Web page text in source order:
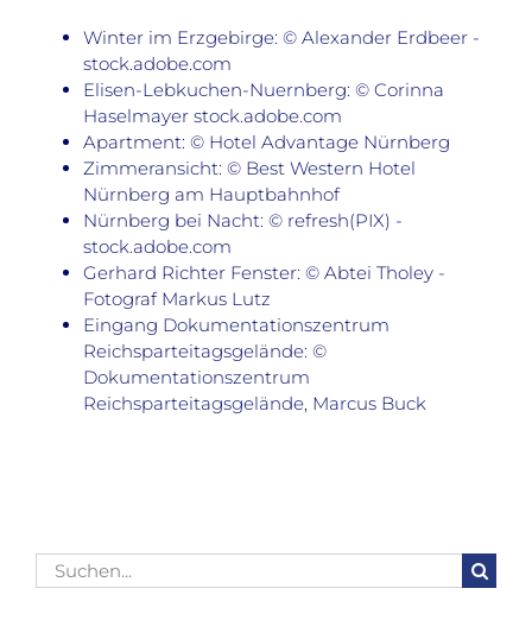
Winter im Erzgebirge: © Alexander Erdbeer -
stock.adobe.com
Elisen-Lebkuchen-Nuernberg: © Corinna
Haselmayer stock.adobe.com
Apartment: © Hotel Advantage Nürnberg
Zimmeransicht: © Best Western Hotel
Nürnberg am Hauptbahnhof
Nürnberg bei Nacht: © refresh(PIX) -
stock.adobe.com
Gerhard Richter Fenster: © Abtei Tholey -
Fotograf Markus Lutz
Eingang Dokumentationszentrum
Reichsparteitagsgelände: ©
Dokumentationszentrum
Reichsparteitagsgelände, Marcus Buck
Suche
nach: